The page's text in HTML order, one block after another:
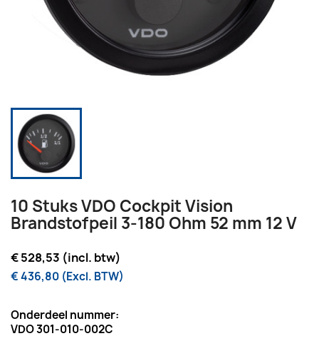
10 Stuks VDO Cockpit Vision
Brandstofpeil 3-180 Ohm 52 mm 12 V
€ 528,53 (incl. btw)
€ 436,80 (Excl. BTW)
Onderdeel nummer:
VDO 301-010-002C